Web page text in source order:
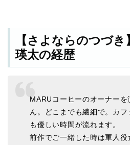
【さよならのつづ
瑛太の経歴
MARUコーヒーのオーナーを
ん。どこまでも繊細で。カ
も優しい時間が流れます。
前作でご一緒した時は軍人役